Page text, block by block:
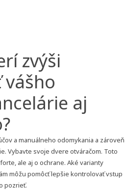
zvýši
vášho
aj
a manuálneho odomykania a zároveň
Vybavte svoje dvere otváračom. Toto
ale aj o ochrane. Aké varianty
môžu pomôcť lepšie kontrolovať vstup
pozrieť.